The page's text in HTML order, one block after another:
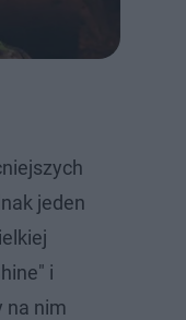
jeden
i
na nim